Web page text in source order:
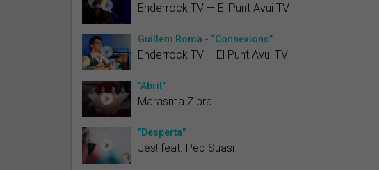
Enderrock TV — El Punt Avui TV
Guillem Roma - “Connexions”
Enderrock TV – El Punt Avui TV
"Abril"
Marasma Zibra
"Desperta"
Jès! feat. Pep Suasi